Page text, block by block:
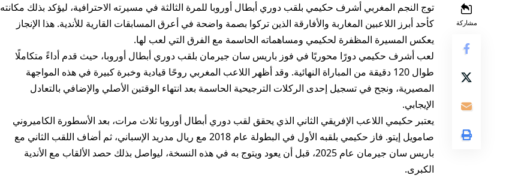
مشاركة
توج النجم المغربي أشرف حكيمي بلقب دوري أبطال أوروبا للمرة الثالثة في مسيرته الاحترافية، ليؤكد بذلك مكانته
كأحد أبرز اللاعبين المغاربة والأفارقة الذين تركوا بصمة واضحة في أعرق المسابقات القارية للأندية. هذا الإنجاز
يعكس المسيرة المظفرة لحكيمي ومساهماته الحاسمة مع الفرق التي لعب لها.
لعب أشرف حكيمي دورًا محوريًا في فوز باريس سان جيرمان بلقب دوري أبطال أوروبا، حيث قدم أداءً متكاملًا
طوال 120 دقيقة من المباراة النهائية. وقد أظهر اللاعب المغربي روحًا قيادية وخبرة كبيرة في هذه المواجهة
المصيرية، ونجح في تسجيل إحدى الركلات الترجيحية الحاسمة بعد انتهاء الوقتين الأصلي والإضافي بالتعادل
الإيجابي.
يعتبر حكيمي اللاعب الإفريقي الثاني الذي يحقق لقب دوري أبطال أوروبا ثلاث مرات، بعد الأسطورة الكاميروني
صامويل إيتو. فاز حكيمي بلقبه الأول في البطولة عام 2018 مع ريال مدريد الإسباني، ثم أضاف اللقب الثاني مع
باريس سان جيرمان عام 2025، قبل أن يعود ويتوج به في هذه النسخة، ليواصل بذلك حصد الألقاب مع الأندية
الكبرى.